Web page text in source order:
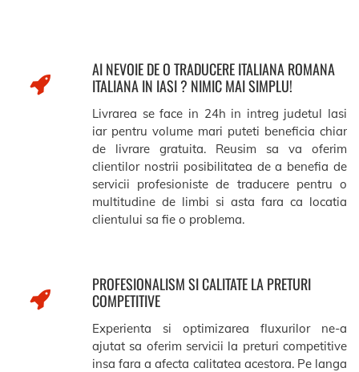
AI NEVOIE DE O TRADUCERE ITALIANA ROMANA
ITALIANA IN IASI ? NIMIC MAI SIMPLU!
Livrarea se face in 24h in intreg judetul Iasi
iar pentru volume mari puteti beneficia chiar
de livrare gratuita. Reusim sa va oferim
clientilor nostrii posibilitatea de a benefia de
servicii profesioniste de traducere pentru o
multitudine de limbi si asta fara ca locatia
clientului sa fie o problema.
PROFESIONALISM SI CALITATE LA PRETURI
COMPETITIVE
Experienta si optimizarea fluxurilor ne-a
ajutat sa oferim servicii la preturi competitive
insa fara a afecta calitatea acestora. Pe langa